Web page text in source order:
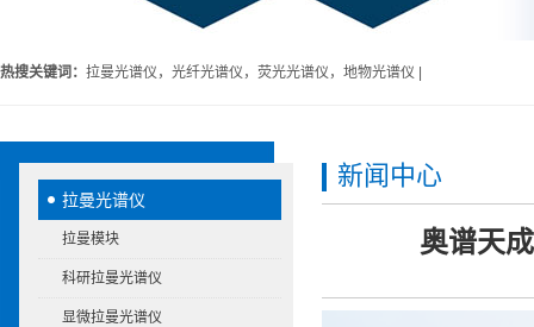
热搜关键词： 拉曼光谱仪，光纤光谱仪，荧光光谱仪，地物光谱仪 |
拉曼光谱仪
拉曼模块
科研拉曼光谱仪
显微拉曼光谱仪
新闻中心
奥谱天